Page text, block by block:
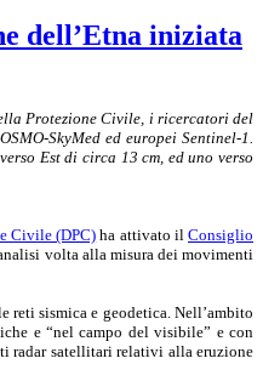
dell’Etna iniziata
Protezione Civile, i ricercatori del
SkyMed ed europei Sentinel-1.
Est di circa 13 cm, ed uno verso
Civile (DPC)ha attivato ilConsiglio
volta alla misura dei movimenti
sismica e geodetica. Nell’ambito
e “nel campo del visibile” e con
radar satellitari relativi alla eruzione